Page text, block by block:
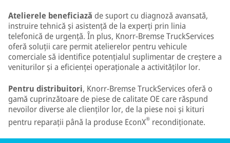
Atelierele beneficiază de suport cu diagnoză avansată,
instruire tehnică și asistență de la experți prin linia
telefonică de urgență. În plus, Knorr-Bremse TruckServices
oferă soluții care permit atelierelor pentru vehicule
comerciale să identifice potențialul suplimentar de creștere a
veniturilor și a eficienței operaționale a activităților lor.
Pentru distribuitori, Knorr-Bremse TruckServices oferă o
gamă cuprinzătoare de piese de calitate OE care răspund
nevoilor diverse ale clienților lor, de la piese noi și kituri
pentru reparații până la produse EconX® recondiționate.